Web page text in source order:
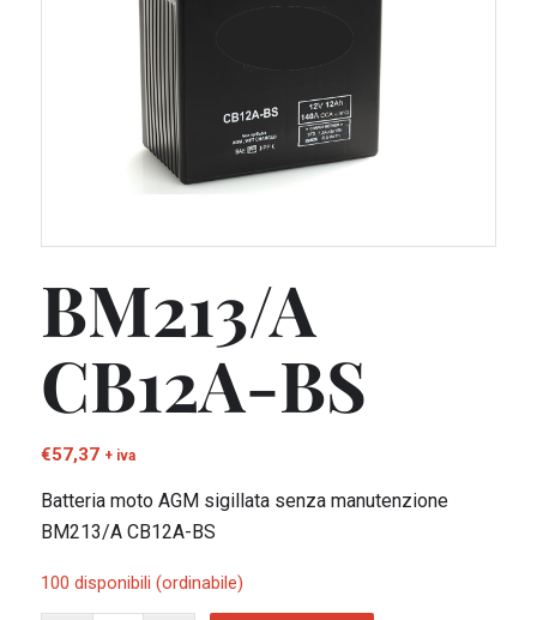
BM213/A
CB12A-BS
€57,37 + iva
Batteria moto AGM sigillata senza manutenzione
BM213/A CB12A-BS
100 disponibili (ordinabile)